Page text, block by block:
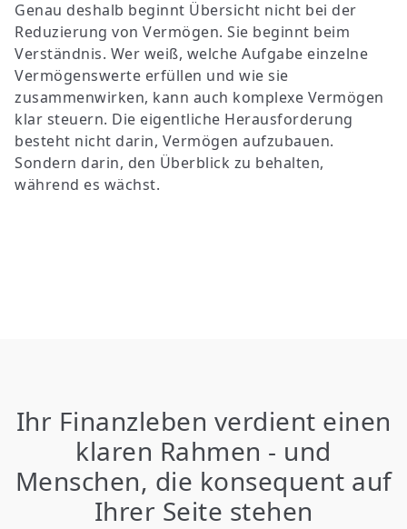
Genau deshalb beginnt Übersicht nicht bei der
Reduzierung von Vermögen. Sie beginnt beim
Verständnis. Wer weiß, welche Aufgabe einzelne
Vermögenswerte erfüllen und wie sie
zusammenwirken, kann auch komplexe Vermögen
klar steuern. Die eigentliche Herausforderung
besteht nicht darin, Vermögen aufzubauen.
Sondern darin, den Überblick zu behalten,
während es wächst.
Ihr Finanzleben verdient einen
klaren Rahmen - und
Menschen, die konsequent auf
Ihrer Seite stehen